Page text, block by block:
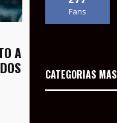
A
Fans
CATEGORIAS